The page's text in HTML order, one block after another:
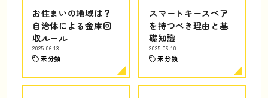
お住まいの地域は？
自治体による金庫回
収ルール
2025.06.13
未分類
スマートキースペア
を持つべき理由と基
礎知識
2025.06.10
未分類